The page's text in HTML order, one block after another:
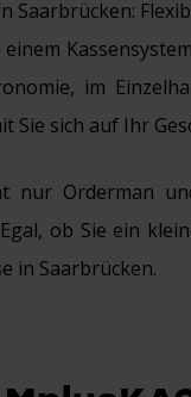
Saarbrücken:
einem
im
Sie sich auf Ihr
nur Orderman
ob Sie ein
in Saarbrücken.